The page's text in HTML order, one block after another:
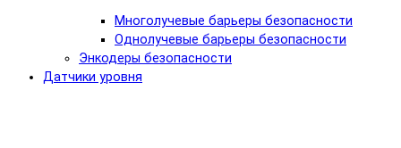
Многолучевые барьеры безопасности
Однолучевые барьеры безопасности
Энкодеры безопасности
Датчики уровня